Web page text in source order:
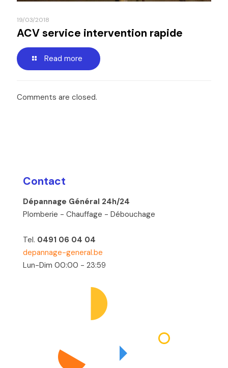
19/03/2018
ACV service intervention rapide
Read more
Comments are closed.
Contact
Dépannage Général 24h/24
Plomberie - Chauffage - Débouchage
Tel. 0491 06 04 04
depannage-general.be
Lun-Dim 00:00 - 23:59